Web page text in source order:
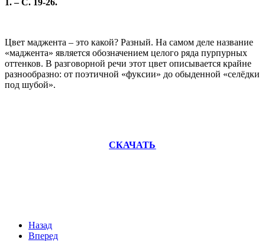
Цвет маджента – это какой? Разный. На самом деле название
«маджента» является обозначением целого ряда пурпурных
оттенков. В разговорной речи этот цвет описывается крайне
разнообразно: от поэтичной «фуксии» до обыденной «селёдки
под шубой».
СКАЧАТЬ
Назад
Вперед